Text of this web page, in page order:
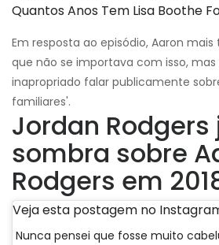
Quantos Anos Tem Lisa Boothe
Em resposta ao episódio, Aaron
que não se importava com isso,
inapropriado falar publicamente
familiares'.
Jordan Rodgers
sombra sobre
Rodgers em
Veja esta postagem no
Nunca pensei que fosse muito